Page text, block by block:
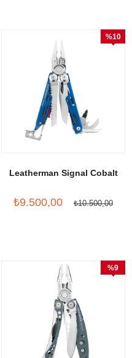
Leatherman Signal Cobalt
₺9.500,00 ₺10.500,00
%10
%9